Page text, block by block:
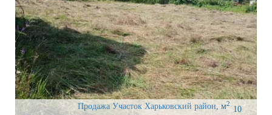
Продажа Участок Харьковский район, 10
м2